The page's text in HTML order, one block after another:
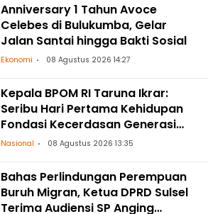
Anniversary 1 Tahun Avoce
Celebes di Bulukumba, Gelar
Jalan Santai hingga Bakti Sosial
Ekonomi 08 Agustus 2026 14:27
Kepala BPOM RI Taruna Ikrar:
Seribu Hari Pertama Kehidupan
Fondasi Kecerdasan Generasi
Masa Depan
Nasional 08 Agustus 2026 13:35
Bahas Perlindungan Perempuan
Buruh Migran, Ketua DPRD Sulsel
Terima Audiensi SP Anging